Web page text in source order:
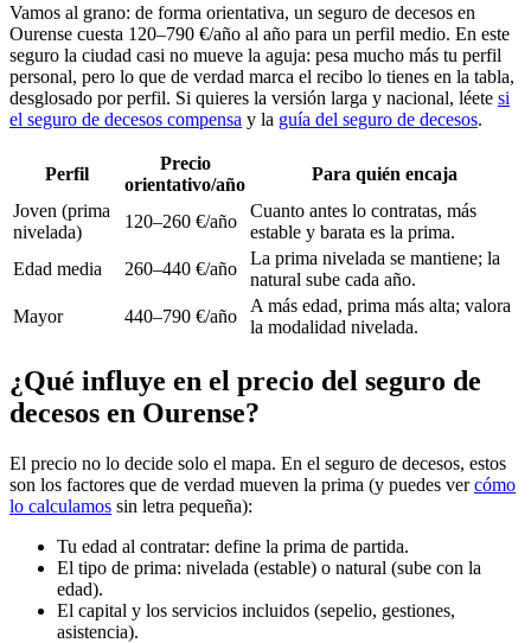
Vamos al grano: de forma orientativa, un seguro de decesos en
Ourense cuesta 120–790 €/año al año para un perfil medio. En este
seguro la ciudad casi no mueve la aguja: pesa mucho más tu perfil
personal, pero lo que de verdad marca el recibo lo tienes en la tabla,
desglosado por perfil. Si quieres la versión larga y nacional, léete si
el seguro de decesos compensa y la guía del seguro de decesos.
Perfil
Precio
orientativo/año
Para quién encaja
Joven (prima
nivelada)
120–260 €/año
Cuanto antes lo contratas, más
estable y barata es la prima.
Edad media
260–440 €/año
La prima nivelada se mantiene; la
natural sube cada año.
Mayor
440–790 €/año
A más edad, prima más alta; valora
la modalidad nivelada.
¿Qué influye en el precio del seguro de
decesos en Ourense?
El precio no lo decide solo el mapa. En el seguro de decesos, estos
son los factores que de verdad mueven la prima (y puedes vercómo
lo calculamos sin letra pequeña):
Tu edad al contratar: define la prima de partida.
El tipo de prima: nivelada (estable) o natural (sube con la
edad).
El capital y los servicios incluidos (sepelio, gestiones,
asistencia).